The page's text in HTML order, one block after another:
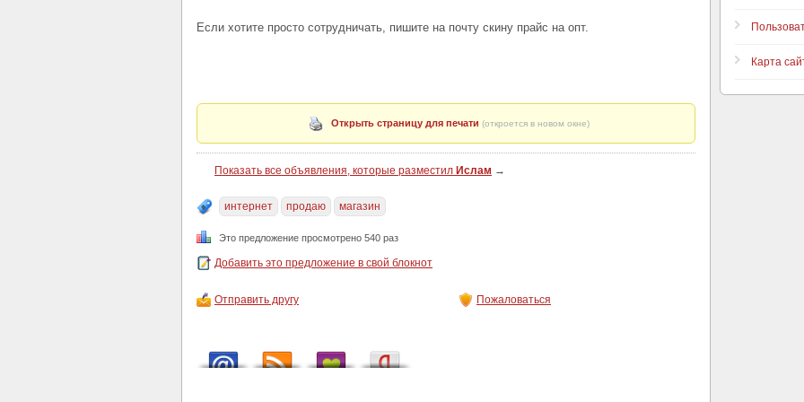
Если хотите просто сотрудничать, пишите на почту скину прайс на опт.
Открыть страницу для печати (откроется в новом окне)
Показать все объявления, которые разместил Ислам →
интернет продаю магазин
Это предложение просмотрено 540 раз
Добавить это предложение в свой блокнот
Отправить другу Пожаловаться
Карта